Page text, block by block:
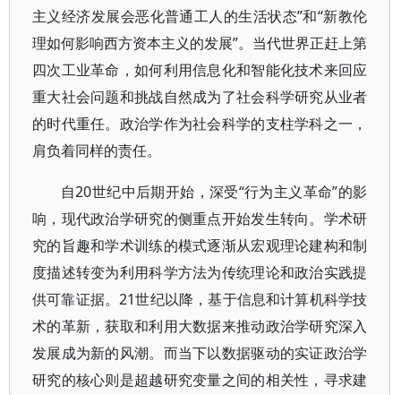
主义经济发展会恶化普通工人的生活状态”和“新教伦
理如何影响西方资本主义的发展”。当代世界正赶上第
四次工业革命，如何利用信息化和智能化技术来回应
重大社会问题和挑战自然成为了社会科学研究从业者
的时代重任。政治学作为社会科学的支柱学科之一，
肩负着同样的责任。
自20世纪中后期开始，深受“行为主义革命”的影
响，现代政治学研究的侧重点开始发生转向。学术研
究的旨趣和学术训练的模式逐渐从宏观理论建构和制
度描述转变为利用科学方法为传统理论和政治实践提
供可靠证据。21世纪以降，基于信息和计算机科学技
术的革新，获取和利用大数据来推动政治学研究深入
发展成为新的风潮。而当下以数据驱动的实证政治学
研究的核心则是超越研究变量之间的相关性，寻求建